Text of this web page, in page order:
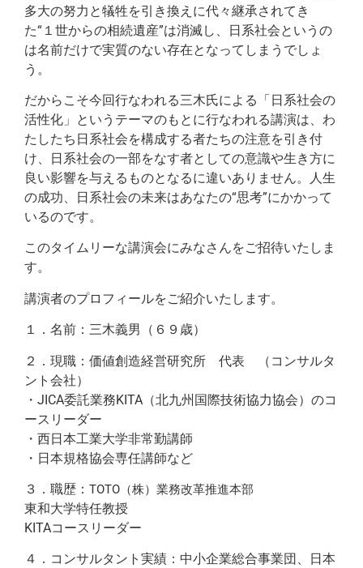
多大の努力と犠牲を引き換えに代々継承されてき
た“１世からの相続遺産”は消滅し、日系社会というの
は名前だけで実質のない存在となってしまうでしょ
う。
だからこそ今回行なわれる三木氏による「日系社会の
活性化」というテーマのもとに行なわれる講演は、わ
たしたち日系社会を構成する者たちの注意を引き付
け、日系社会の一部をなす者としての意識や生き方に
良い影響を与えるものとなるに違いありません。人生
の成功、日系社会の未来はあなたの“思考”にかかって
いるのです。
このタイムリーな講演会にみなさんをご招待いたしま
す。
講演者のプロフィールをご紹介いたします。
１．名前：三木義男（６９歳）
２．現職：価値創造経営研究所 代表 （コンサルタ
ント会社）
・JICA委託業務KITA（北九州国際技術協力協会）のコ
ースリーダー
・西日本工業大学非常勤講師
・日本規格協会専任講師など
３．職歴： TOTO（株）業務改革推進本部
東和大学特任教授
KITAコースリーダー
４．コンサルタント実績：中小企業総合事業団、日本